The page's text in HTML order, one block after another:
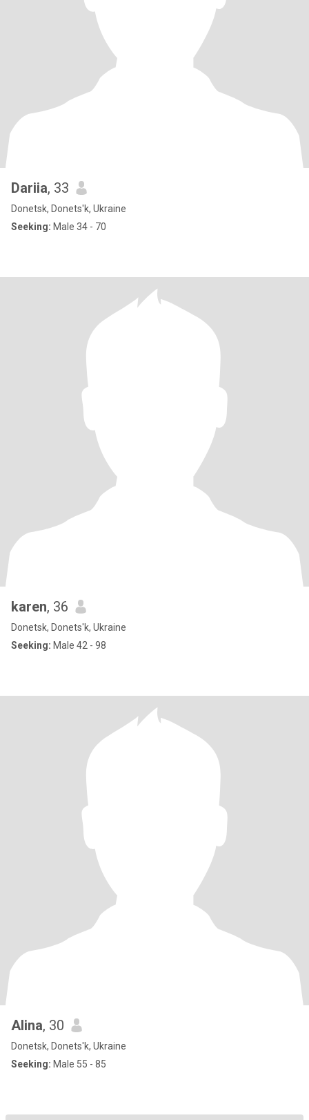
Dariia, 33
Donetsk, Donets'k, Ukraine
Seeking: Male 34 - 70
karen, 36
Donetsk, Donets'k, Ukraine
Seeking: Male 42 - 98
Alina, 30
Donetsk, Donets'k, Ukraine
Seeking: Male 55 - 85